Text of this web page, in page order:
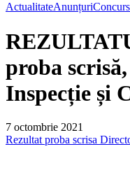
ActualitateAnunțuri
proba
Inspecție și
7 octombrie 2021
Rezultat proba scrisa